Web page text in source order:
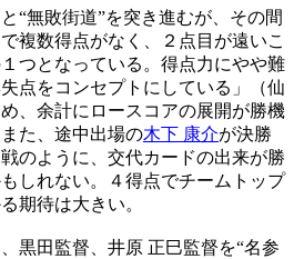
“無敗街道”を突き進むが、その間
複数得点がなく、２点目が遠いこ
つとなっている。得点力にやや難
点をコンセプトにしている」（仙
、余計にロースコアの展開が勝機
た、途中出場の木下 康介が決勝
のように、交代カードの出来が勝
しれない。４得点でチームトップ
期待は大きい。
黒田監督、井原 正巳監督を“名参